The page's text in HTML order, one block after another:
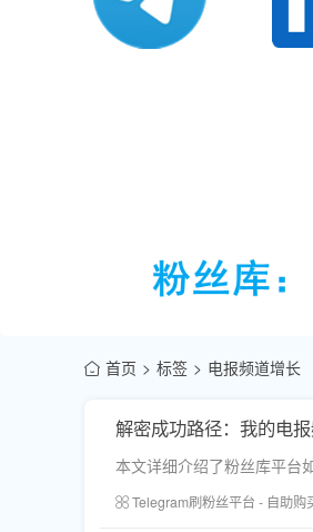
首页 标签 电报频道增长
解密成功路径：我的电
本文详细介绍了粉丝库平台
Telegram刷粉丝平台 - 自助购